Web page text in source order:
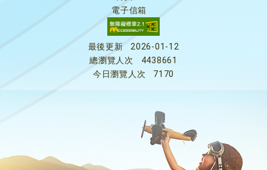
電子信箱
最後更新
2026-01-12
總瀏覽人次
4438661
今日瀏覽人次
7170